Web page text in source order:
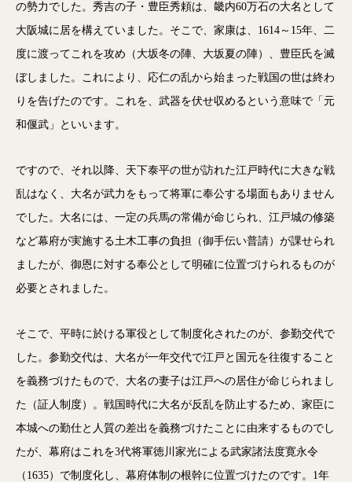
の勢力でした。秀吉の子・豊臣秀頼は、畿内60万石の大名として
大阪城に居を構えていました。そこで、家康は、1614～15年、二
度に渡ってこれを攻め（大坂冬の陣、大坂夏の陣）、豊臣氏を滅
ぼしました。これにより、応仁の乱から始まった戦国の世は終わ
りを告げたのです。これを、武器を伏せ収めるという意味で「元
和偃武」といいます。
ですので、それ以降、天下泰平の世が訪れた江戸時代に大きな戦
乱はなく、大名が武力をもって将軍に奉公する場面もありません
でした。大名には、一定の兵馬の常備が命じられ、江戸城の修築
など幕府が実施する土木工事の負担（御手伝い普請）が課せられ
ましたが、御恩に対する奉公として明確に位置づけられるものが
必要とされました。
そこで、平時に於ける軍役として制度化されたのが、参勤交代で
した。参勤交代は、大名が一年交代で江戸と国元を往復すること
を義務づけたもので、大名の妻子は江戸への居住が命じられまし
た（証人制度）。戦国時代に大名が反乱を防止するため、家臣に
本城への勤仕と人質の差出を義務づけたことに由来するものでし
たが、幕府はこれを3代将軍徳川家光による武家諸法度寛永令
（1635）で制度化し、幕府体制の根幹に位置づけたのです。1年